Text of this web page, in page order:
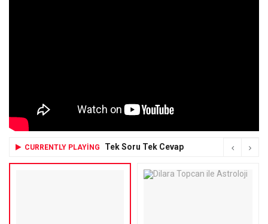
CURRENTLY PLAYING Tek Soru Tek Cevap